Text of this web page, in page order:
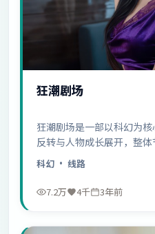
狂潮剧场
狂潮剧场是一部以科幻为核
反转与人物成长展开，整体
科幻 · 线路
7.2万 4千 3年前